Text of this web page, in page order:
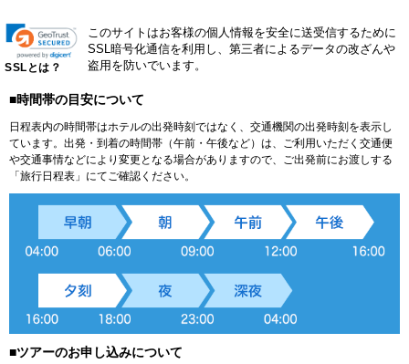
SSLとは？
このサイトはお客様の個人情報を安全に送受信するために
SSL暗号化通信を利用し、第三者によるデータの改ざんや
盗用を防いでいます。
■時間帯の目安について
日程表内の時間帯はホテルの出発時刻ではなく、交通機関の出発時刻を表示し
ています。出発・到着の時間帯（午前・午後など）は、ご利用いただく交通便
や交通事情などにより変更となる場合がありますので、ご出発前にお渡しする
「旅行日程表」にてご確認ください。
■ツアーのお申し込みについて